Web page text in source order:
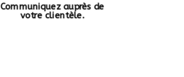
Communiquez auprès de
votre clientèle.